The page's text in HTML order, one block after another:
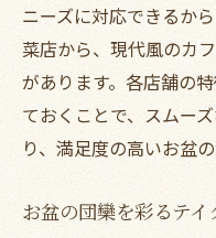
ニーズに対応できるか
菜店から、現代風のカ
があります。各店舗の
ておくことで、スムー
り、満足度の高いお盆
お盆の団欒を彩るテ